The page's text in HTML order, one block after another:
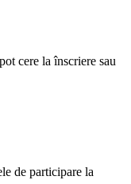
cere la înscriere sau
de participare la